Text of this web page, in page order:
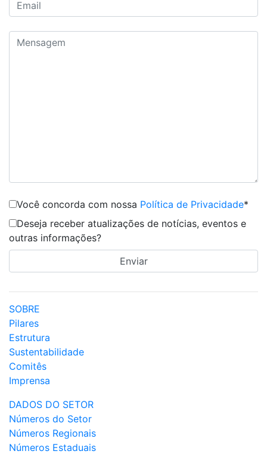
Você concorda com nossa Política de Privacidade*
Deseja receber atualizações de notícias, eventos e
outras informações?
SOBRE
Pilares
Estrutura
Sustentabilidade
Comitês
Imprensa
DADOS DO SETOR
Números do Setor
Números Regionais
Números Estaduais